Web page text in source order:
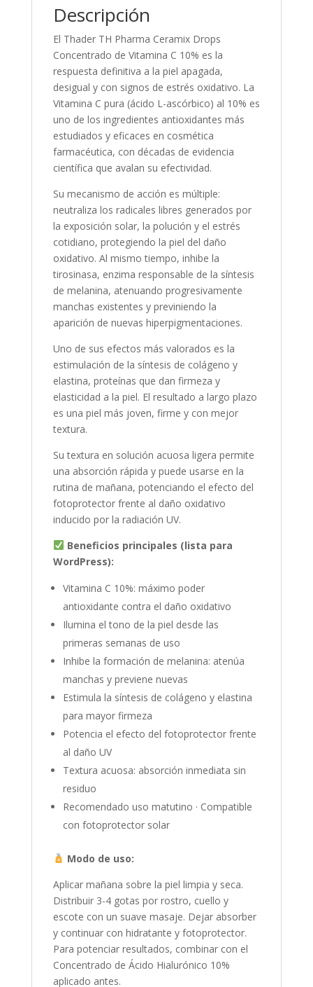
Facial
cantidad
Descripción
El Thader TH Pharma Ceramix Drops
Concentrado de Vitamina C 10% es la
respuesta definitiva a la piel apagada,
desigual y con signos de estrés oxidativo. La
Vitamina C pura (ácido L-ascórbico) al 10% es
uno de los ingredientes antioxidantes más
estudiados y eficaces en cosmética
farmacéutica, con décadas de evidencia
científica que avalan su efectividad.
Su mecanismo de acción es múltiple:
neutraliza los radicales libres generados por
la exposición solar, la polución y el estrés
cotidiano, protegiendo la piel del daño
oxidativo. Al mismo tiempo, inhibe la
tirosinasa, enzima responsable de la síntesis
de melanina, atenuando progresivamente
manchas existentes y previniendo la
aparición de nuevas hiperpigmentaciones.
Uno de sus efectos más valorados es la
estimulación de la síntesis de colágeno y
elastina, proteínas que dan firmeza y
elasticidad a la piel. El resultado a largo plazo
es una piel más joven, firme y con mejor
textura.
Su textura en solución acuosa ligera permite
una absorción rápida y puede usarse en la
rutina de mañana, potenciando el efecto del
fotoprotector frente al daño oxidativo
inducido por la radiación UV.
Beneficios principales (lista para
WordPress):
Vitamina C 10%: máximo poder
antioxidante contra el daño oxidativo
Ilumina el tono de la piel desde las
primeras semanas de uso
Inhibe la formación de melanina: atenúa
manchas y previene nuevas
Estimula la síntesis de colágeno y elastina
para mayor firmeza
Potencia el efecto del fotoprotector frente
al daño UV
Textura acuosa: absorción inmediata sin
residuo
Recomendado uso matutino · Compatible
con fotoprotector solar
Modo de uso:
Aplicar mañana sobre la piel limpia y seca.
Distribuir 3-4 gotas por rostro, cuello y
escote con un suave masaje. Dejar absorber
y continuar con hidratante y fotoprotector.
Para potenciar resultados, combinar con el
Concentrado de Ácido Hialurónico 10%
aplicado antes.